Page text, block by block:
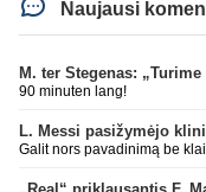
Naujausi
90 minuten lang!
Galit nors pavadinimą be